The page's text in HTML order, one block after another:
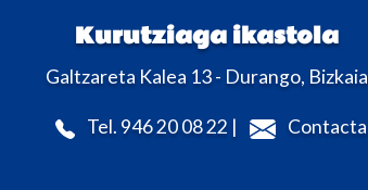
Kurutziaga ikastola
Galtzareta Kalea 13 - Durango, Bizkaia
Tel. 946 20 08 22 | Contacta